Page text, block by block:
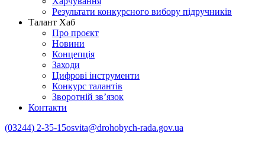
Результати конкурсного вибору підручників
Талант Хаб
Про проєкт
Новини
Концепція
Заходи
Цифрові інструменти
Конкурс талантів
Зворотній зв’язок
Контакти
(03244) 2-35-15osvita@drohobych-rada.gov.ua